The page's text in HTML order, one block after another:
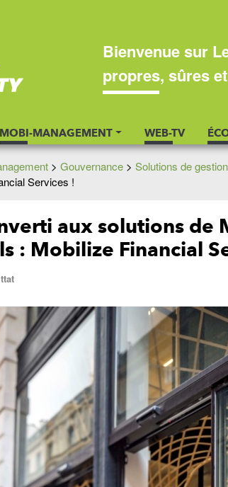
Bienvenue sur
propres, sûres
MOBI-MANAGEMENT WEB-TV
> Gouvernance > Solutions de gestion
Services !
aux solutions de
: Mobilize Financial